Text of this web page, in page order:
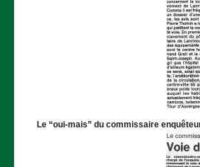
Le “oui-mais” du commissaire